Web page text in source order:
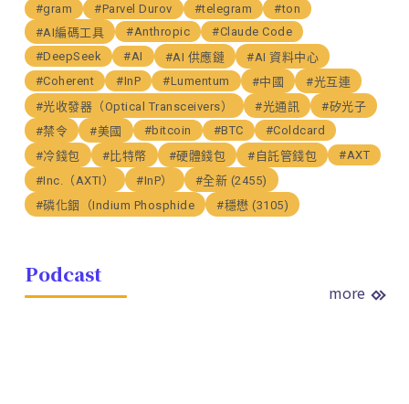
#gram #Parvel Durov #telegram
#ton
#AI編碼工具
#Anthropic
#Claude Code
#DeepSeek
#AI #AI 供應鏈
#AI 資料中心
#Coherent
#InP #Lumentum #中國
#光互連
#光收發器（Optical Transceivers）
#光通訊
#矽光子
#禁令
#美國 #bitcoin #BTC
#Coldcard
#冷錢包
#比特幣 #硬體錢包 #自託管錢包
#AXT
#Inc.（AXTI）
#InP）
#全新 (2455)
#磷化銦（Indium Phosphide
#穩懋 (3105)
Podcast
more